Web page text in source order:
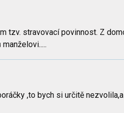
tzv. stravovací povinnost. Z
,to bych si určitě